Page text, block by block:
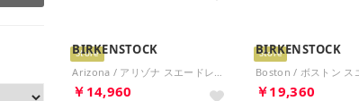
Store
BIRKENSTOCK
￥14,960
Store
BIRKENSTOCK
￥19,360